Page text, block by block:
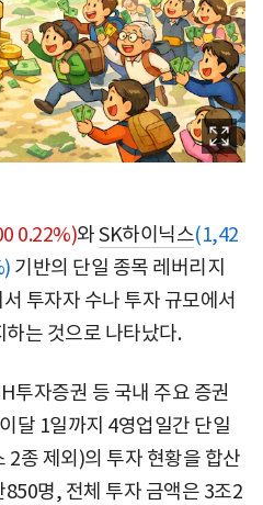
0.22%)와SK하이닉스(1,42
기반의 단일 종목 레버리지
투자자 수나 투자 규모에서
는 것으로 나타났다.
투자증권 등 국내 주요 증권
달 1일까지 4영업일간 단일
종 제외)의 투자 현황을 합산
명, 전체 투자 금액은 3조2